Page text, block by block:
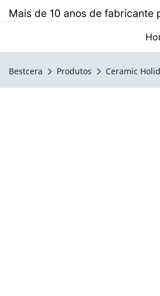
Mais de 10 anos de fabricante
Bestcera Produtos Ceramic